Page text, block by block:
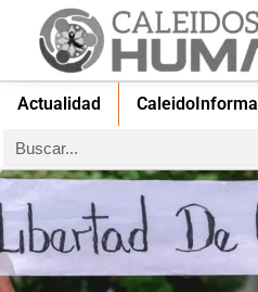
Actualidad CaleidoInforma